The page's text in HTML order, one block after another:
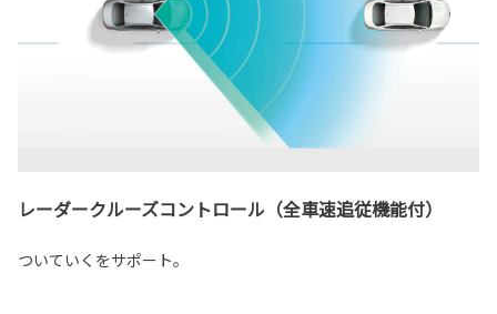
レーダークルーズコントロール（全車速追従機能付）
ついていくをサポート。